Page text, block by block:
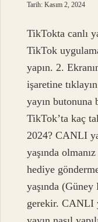
Tarih: Kasım 2, 2024
TikTokta canlı
TikTok
yapın. 2.
işaretine
yayın butonuna
TikTok’ta kaç
2024? CANLI
yaşında
hediye
yaşında (Güney
gerekir. CANLI